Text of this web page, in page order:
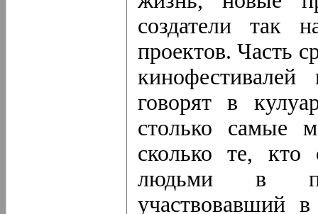
создатели так
проектов. Часть
говорят в
столько самые
сколько те, кто
людьми в
участвовавший